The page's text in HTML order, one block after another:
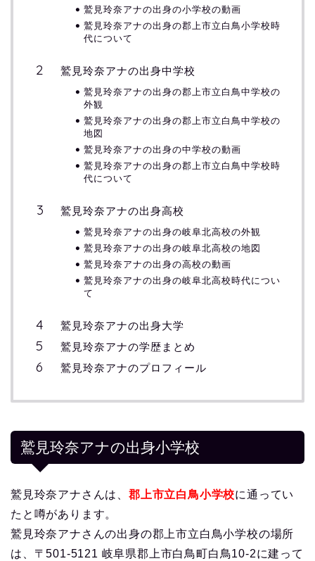
鷲見玲奈アナの出身の小学校の動画
鷲見玲奈アナの出身の郡上市立白鳥小学校時
代について
鷲見玲奈アナの出身中学校
鷲見玲奈アナの出身の郡上市立白鳥中学校の
外観
鷲見玲奈アナの出身の郡上市立白鳥中学校の
地図
鷲見玲奈アナの出身の中学校の動画
鷲見玲奈アナの出身の郡上市立白鳥中学校時
代について
鷲見玲奈アナの出身高校
鷲見玲奈アナの出身の岐阜北高校の外観
鷲見玲奈アナの出身の岐阜北高校の地図
鷲見玲奈アナの出身の高校の動画
鷲見玲奈アナの出身の岐阜北高校時代につい
て
鷲見玲奈アナの出身大学
鷲見玲奈アナの学歴まとめ
鷲見玲奈アナのプロフィール
鷲見玲奈アナの出身小学校
鷲見玲奈アナさんは、 郡上市立白鳥小学校に通ってい
たと噂があります。
鷲見玲奈アナさんの出身の郡上市立白鳥小学校の場所
は、〒501-5121 岐阜県郡上市白鳥町白鳥10-2に建って